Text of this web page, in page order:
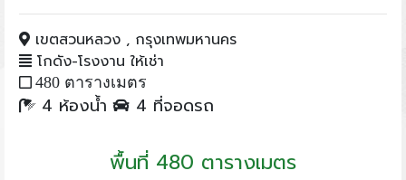
เขตสวนหลวง , กรุงเทพมหานคร
โกดัง-โรงงาน ให้เช่า
480 ตารางเมตร
4 ห้องน้ำ 4 ที่จอดรถ
พื้นที่ 480 ตารางเมตร